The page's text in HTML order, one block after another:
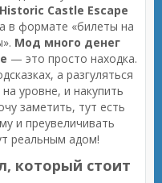
Castle Escape
в формате «билеты на
Мод много денег
— это просто находка.
а разгуляться
уровне, и накупить
заметить, тут есть
и преувеличивать
реальным адом!
который стоит